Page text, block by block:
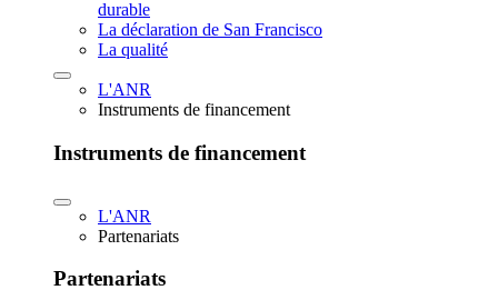
durable
La déclaration de San Francisco
La qualité
L'ANR
Instruments de financement
Instruments de financement
L'ANR
Partenariats
Partenariats